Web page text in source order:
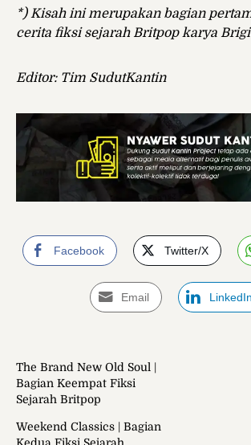
*) Kisah ini merupakan bagian
cerita fiksi sejarah Britpop karya
Editor: Tim SudutKantin
Facebook Twitter/X
Email LinkedIn
The Brand New Old Soul |
Bagian Keempat Fiksi
Sejarah Britpop
Weekend Classics | Bagian
Kedua Fiksi Sejarah